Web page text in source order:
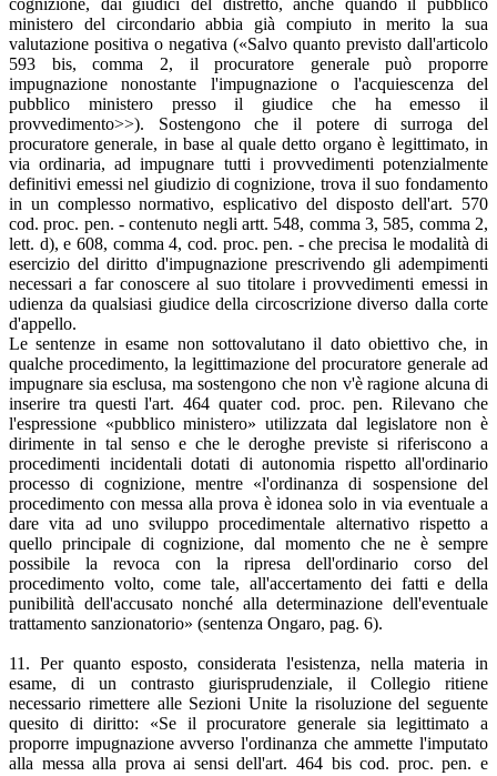
ministero del circondario abbia già compiuto in merito la sua
valutazione positiva o negativa («Salvo quanto previsto dall'articolo
593 bis, comma 2, il procuratore generale può proporre
impugnazione nonostante l'impugnazione o l'acquiescenza del
pubblico ministero presso il giudice che ha emesso il
provvedimento>>). Sostengono che il potere di surroga del
procuratore generale, in base al quale detto organo è legittimato, in
via ordinaria, ad impugnare tutti i provvedimenti potenzialmente
definitivi emessi nel giudizio di cognizione, trova il suo fondamento
in un complesso normativo, esplicativo del disposto dell'art. 570
cod. proc. pen. - contenuto negli artt. 548, comma 3, 585, comma 2,
lett. d), e 608, comma 4, cod. proc. pen. - che precisa le modalità di
esercizio del diritto d'impugnazione prescrivendo gli adempimenti
necessari a far conoscere al suo titolare i provvedimenti emessi in
udienza da qualsiasi giudice della circoscrizione diverso dalla corte
d'appello.
Le sentenze in esame non sottovalutano il dato obiettivo che, in
qualche procedimento, la legittimazione del procuratore generale ad
impugnare sia esclusa, ma sostengono che non v'è ragione alcuna di
inserire tra questi l'art. 464 quater cod. proc. pen. Rilevano che
l'espressione «pubblico ministero» utilizzata dal legislatore non è
dirimente in tal senso e che le deroghe previste si riferiscono a
procedimenti incidentali dotati di autonomia rispetto all'ordinario
processo di cognizione, mentre «l'ordinanza di sospensione del
procedimento con messa alla prova è idonea solo in via eventuale a
dare vita ad uno sviluppo procedimentale alternativo rispetto a
quello principale di cognizione, dal momento che ne è sempre
possibile la revoca con la ripresa dell'ordinario corso del
procedimento volto, come tale, all'accertamento dei fatti e della
punibilità dell'accusato nonché alla determinazione dell'eventuale
trattamento sanzionatorio» (sentenza Ongaro, pag. 6).
11. Per quanto esposto, considerata l'esistenza, nella materia in
esame, di un contrasto giurisprudenziale, il Collegio ritiene
necessario rimettere alle Sezioni Unite la risoluzione del seguente
quesito di diritto: «Se il procuratore generale sia legittimato a
proporre impugnazione avverso l'ordinanza che ammette l'imputato
alla messa alla prova ai sensi dell'art. 464 bis cod. proc. pen. e